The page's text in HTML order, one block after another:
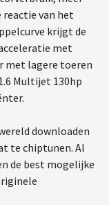
reactie van het
krijgt de
met
met lagere toeren
Multijet 130hp
downloaden
te chiptunen. Al
de best mogelijke